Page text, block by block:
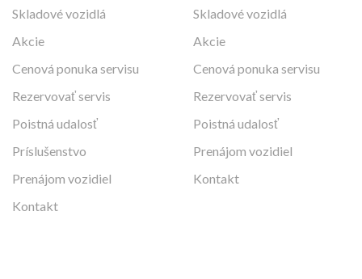
Skladové vozidlá
Akcie
Cenová ponuka servisu
Rezervovať servis
Poistná udalosť
Príslušenstvo
Prenájom vozidiel
Kontakt
Skladové vozidlá
Akcie
Cenová ponuka servisu
Rezervovať servis
Poistná udalosť
Prenájom vozidiel
Kontakt